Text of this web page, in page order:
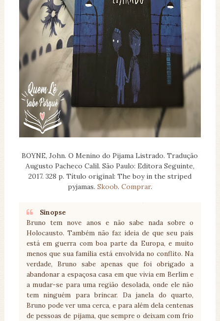
BOYNE, John. O Menino do Pijama Listrado. Tradução
Augusto Pacheco Calil. São Paulo: Editora Seguinte,
2017. 328 p. Título original: The boy in the striped
pyjamas. Skoob. Comprar.
Sinopse
Bruno tem nove anos e não sabe nada sobre o
Holocausto. Também não faz ideia de que seu país
está em guerra com boa parte da Europa, e muito
menos que sua família está envolvida no conflito. Na
verdade, Bruno sabe apenas que foi obrigado a
abandonar a espaçosa casa em que vivia em Berlim e
a mudar-se para uma região desolada, onde ele não
tem ninguém para brincar. Da janela do quarto,
Bruno pode ver uma cerca, e para além dela centenas
de pessoas de pijama, que sempre o deixam com frio